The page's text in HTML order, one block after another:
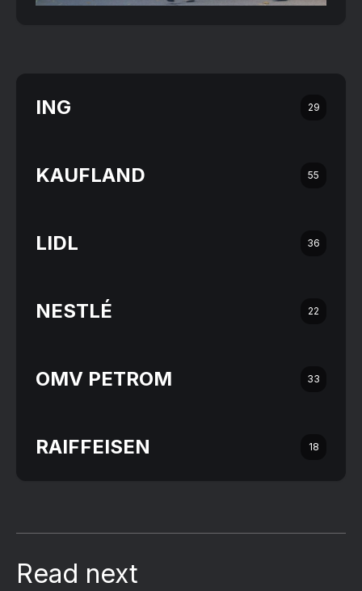
ING 29
KAUFLAND 55
LIDL 36
NESTLÉ 22
OMV PETROM 33
RAIFFEISEN 18
Read next